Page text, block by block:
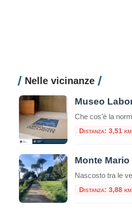
Nelle vicinanze
Distanza: 3,51 km
Distanza: 3,88 km